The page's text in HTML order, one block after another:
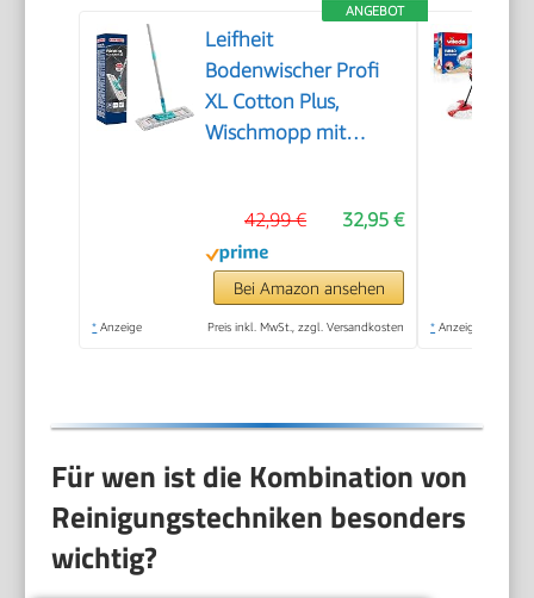
ANGEBOT
Leifheit
Bodenwischer Profi
XL Cotton Plus,
Wischmopp mit
32,95 €
42,99 €
Bei Amazon ansehen
* Anzeige Preis inkl. MwSt., zzgl. Versandkosten * Anzeige
Für wen ist die Kombination von
Reinigungstechniken besonders
wichtig?